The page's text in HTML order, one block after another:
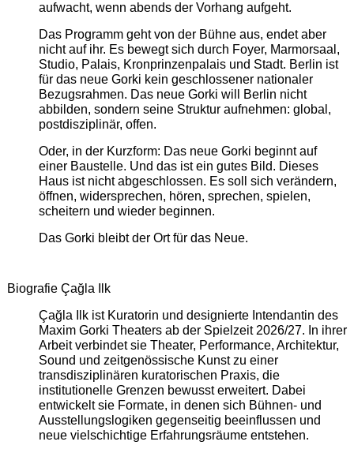
aufwacht, wenn abends der Vorhang aufgeht.
Das Programm geht von der Bühne aus, endet aber
nicht auf ihr. Es bewegt sich durch Foyer, Marmorsaal,
Studio, Palais, Kronprinzenpalais und Stadt. Berlin ist
für das neue Gorki kein geschlossener nationaler
Bezugsrahmen. Das neue Gorki will Berlin nicht
abbilden, sondern seine Struktur aufnehmen: global,
postdisziplinär, offen.
Oder, in der Kurzform: Das neue Gorki beginnt auf
einer Baustelle. Und das ist ein gutes Bild. Dieses
Haus ist nicht abgeschlossen. Es soll sich verändern,
öffnen, widersprechen, hören, sprechen, spielen,
scheitern und wieder beginnen.
Das Gorki bleibt der Ort für das Neue.
Biografie Çağla Ilk
Çağla Ilk ist Kuratorin und designierte Intendantin des
Maxim Gorki Theaters ab der Spielzeit 2026/27. In ihrer
Arbeit verbindet sie Theater, Performance, Architektur,
Sound und zeitgenössische Kunst zu einer
transdisziplinären kuratorischen Praxis, die
institutionelle Grenzen bewusst erweitert. Dabei
entwickelt sie Formate, in denen sich Bühnen- und
Ausstellungslogiken gegenseitig beeinflussen und
neue vielschichtige Erfahrungsräume entstehen.